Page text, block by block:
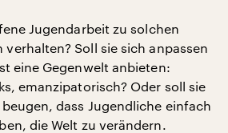
Jugendarbeit zu solchen
Soll sie sich anpassen
eine Gegenwelt anbieten:
emanzipatorisch? Oder soll sie
dass Jugendliche einfach
die Welt zu verändern.